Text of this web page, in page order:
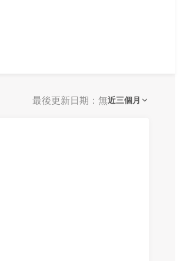
最後更新日期：無近三個月